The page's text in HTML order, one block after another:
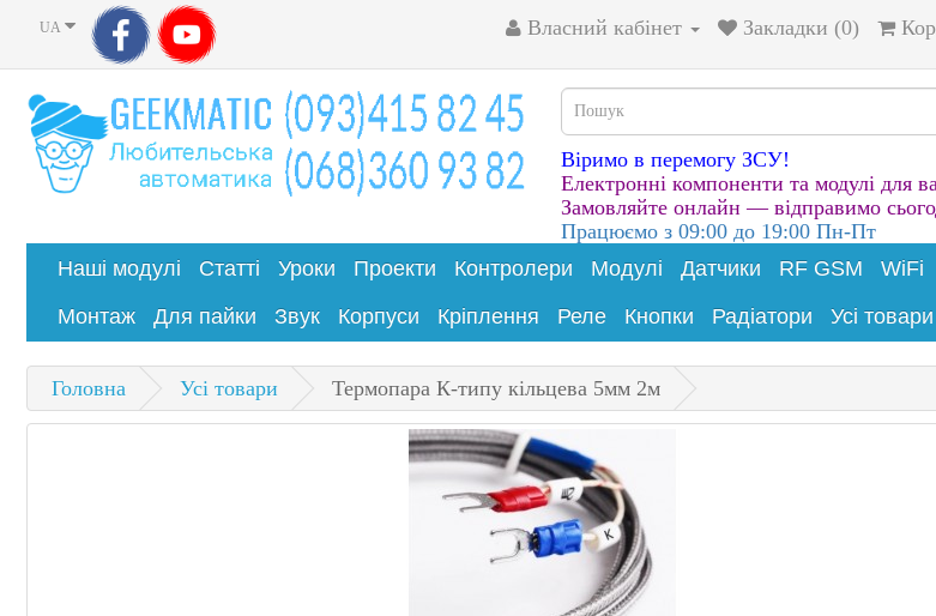
UA Власний кабінет Закладки (0)
Віримо в перемогу ЗСУ!
Електронні компоненти та модулі для
Замовляйте онлайн — відправимо
Працюємо з 09:00 до 19:00 Пн-Пт
Наші модулі Статті Уроки Проекти Контролери Модулі Датчики RF GSM WiFi
Монтаж
Для пайки Звук Корпуси Кріплення Реле Кнопки Радіатори Усі товари
Головна Усі товари Термопара К-типу кільцева 5мм 2м